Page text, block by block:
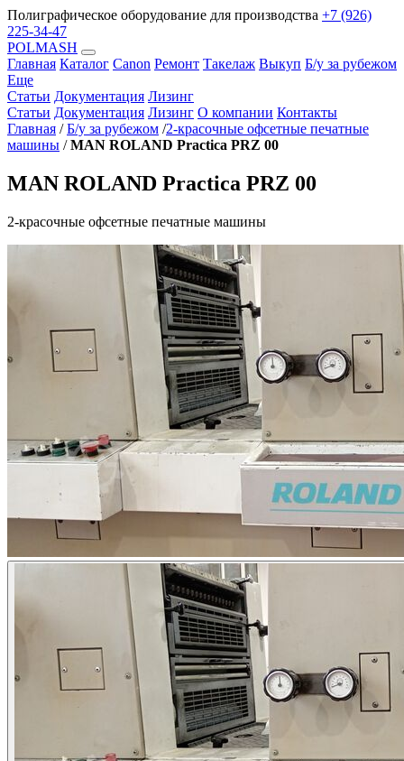
Полиграфическое оборудование для производства +7 (926)
225-34-47
POLMASH
Главная Каталог Canon Ремонт Такелаж Выкуп Б/у за рубежом
Еще
Статьи Документация Лизинг
Статьи Документация Лизинг О компании Контакты
Главная / Б/у за рубежом /2-красочные офсетные печатные
машины / MAN ROLAND Practica PRZ 00
MAN ROLAND Practica PRZ 00
2-красочные офсетные печатные машины